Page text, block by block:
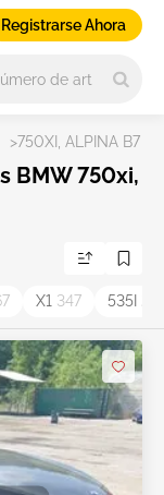
Registrarse Ahora
>750XI, ALPINA B7
BMW 750xi,
X1 347 535I